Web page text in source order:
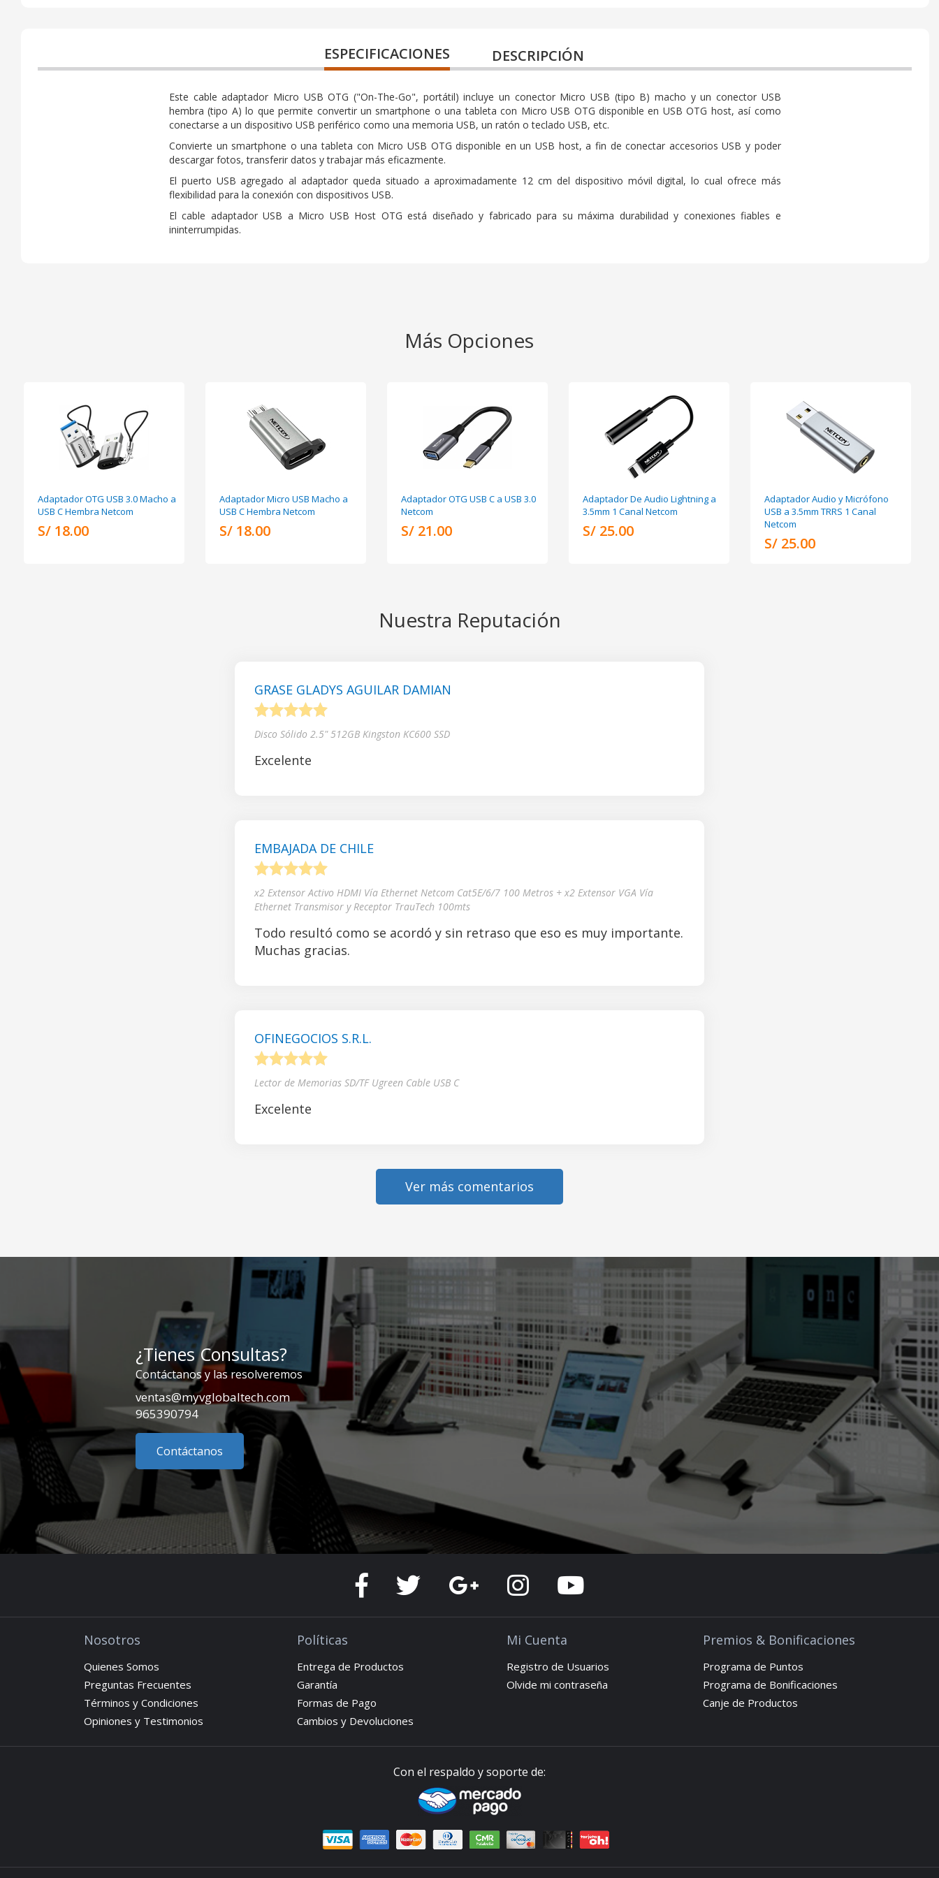
ESPECIFICACIONES DESCRIPCIÓN
Este cable adaptador Micro USB OTG ("On-The-Go", portátil) incluye un conector Micro USB (tipo B) macho y un conector USB
hembra (tipo A) lo que permite convertir un smartphone o una tableta con Micro USB OTG disponible en USB OTG host, así como
conectarse a un dispositivo USB periférico como una memoria USB, un ratón o teclado USB, etc.
Convierte un smartphone o una tableta con Micro USB OTG disponible en un USB host, a fin de conectar accesorios USB y poder
descargar fotos, transferir datos y trabajar más eficazmente.
El puerto USB agregado al adaptador queda situado a aproximadamente 12 cm del dispositivo móvil digital, lo cual ofrece más
flexibilidad para la conexión con dispositivos USB.
El cable adaptador USB a Micro USB Host OTG está diseñado y fabricado para su máxima durabilidad y conexiones fiables e
ininterrumpidas.
Más Opciones
Adaptador OTG USB 3.0 Macho a
USB C Hembra Netcom
S/ 18.00
Adaptador Micro USB Macho a
USB C Hembra Netcom
S/ 18.00
Adaptador OTG USB C a USB 3.0
Netcom
S/ 21.00
Adaptador De Audio Lightning a
3.5mm 1 Canal Netcom
S/ 25.00
Adaptador Audio y Micrófono
USB a 3.5mm TRRS 1 Canal
Netcom
S/ 25.00
Nuestra Reputación
GRASE GLADYS AGUILAR DAMIAN
Disco Sólido 2.5" 512GB Kingston KC600 SSD
Excelente
EMBAJADA DE CHILE
x2 Extensor Activo HDMI Vía Ethernet Netcom Cat5E/6/7 100 Metros + x2 Extensor VGA Vía
Ethernet Transmisor y Receptor TrauTech 100mts
Todo resultó como se acordó y sin retraso que eso es muy importante.
Muchas gracias.
OFINEGOCIOS S.R.L.
Lector de Memorias SD/TF Ugreen Cable USB C
Excelente
Ver más comentarios
¿Tienes Consultas?
Contáctanos y las resolveremos
ventas@myvglobaltech.com
965390794
Contáctanos
Nosotros
Quienes Somos
Preguntas Frecuentes
Términos y Condiciones
Opiniones y Testimonios
Políticas
Entrega de Productos
Garantía
Formas de Pago
Cambios y Devoluciones
Mi Cuenta
Registro de Usuarios
Olvide mi contraseña
Premios & Bonificaciones
Programa de Puntos
Programa de Bonificaciones
Canje de Productos
Con el respaldo y soporte de: